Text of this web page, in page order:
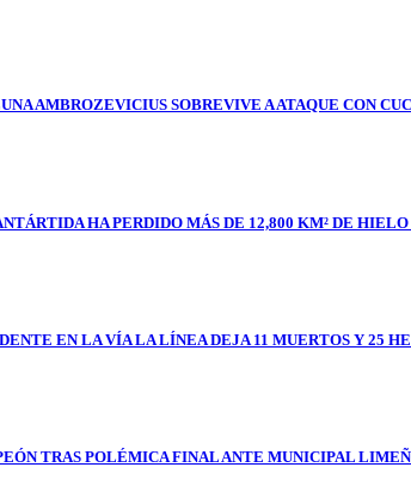
AMBROZEVICIUS SOBREVIVE A ATAQUE CON
HA PERDIDO MÁS DE 12,800 KM² DE
EN LA VÍA LA LÍNEA DEJA 11 MUERTOS Y 25
TRAS POLÉMICA FINAL ANTE MUNICIPAL